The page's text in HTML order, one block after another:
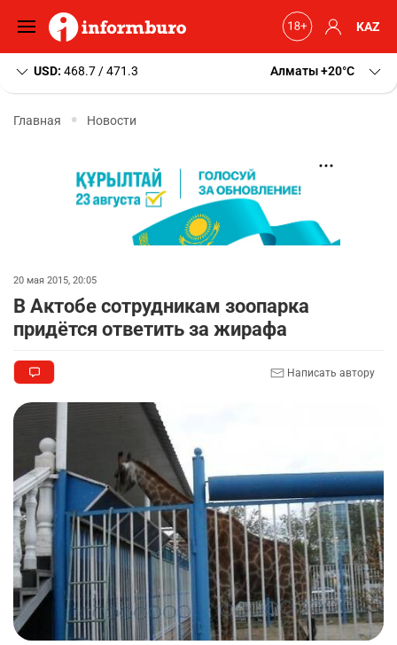
KAZ
USD: 468.7 / 471.3 Алматы+20 C
Главная Новости
20 мая 2015, 20:05
В Актобе сотрудникам зоопарка
придётся ответить за жирафа
Написать автору